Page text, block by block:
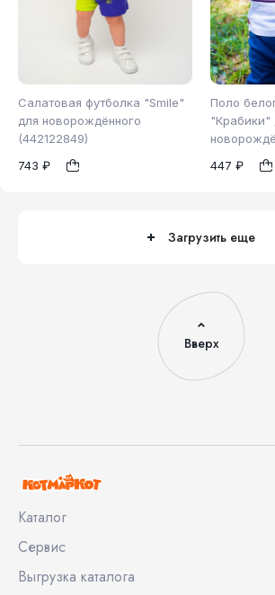
Салатовая футболка "Smile"
для новорождённого
(442122849)
743 ₽
1
Поло
"Крабики"
447 ₽
1
Загрузить еще
Вверх
Каталог
Сервис
Выгрузка каталога